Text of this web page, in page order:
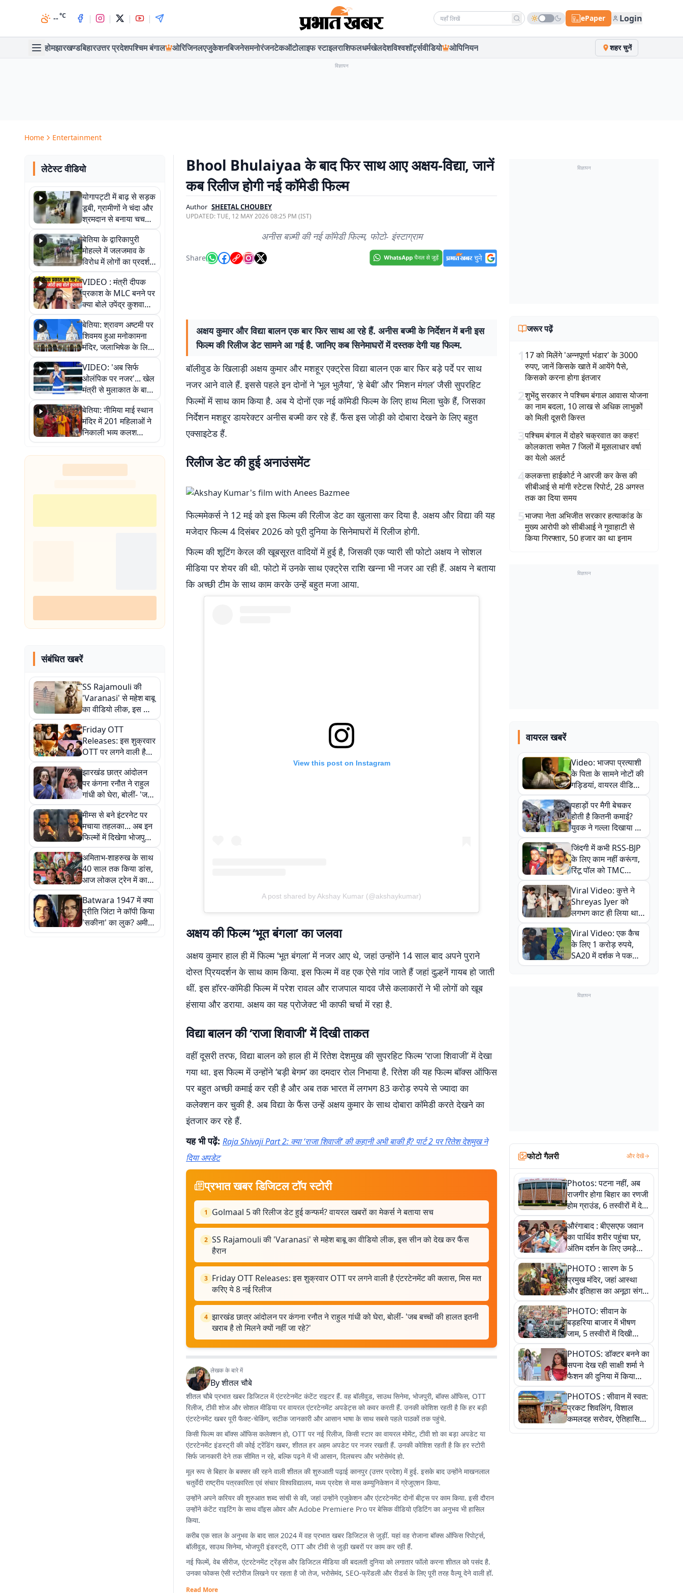
--°C | | | | Search news ePaper Login
होमझारखण्डबिहारउत्तर प्रदेशपश्चिम बंगाल ओरिजिनलएजुकेशनबिजनेसमनोरंजनटेकऑटोलाइफ स्टाइलराशिफलधर्मखेलदेशविश्वशॉर्ट्सवीडियो ओपिनियन शहर चुनें
विज्ञापन
Home Entertainment
लेटेस्ट वीडियो
योगापट्टी में बाढ़ से सड़क
डूबी, ग्रामीणों ने चंदा और
श्रमदान से बनाया चचरी
पुल
बेतिया के द्वारिकापुरी
मोहल्ले में जलजमाव के
विरोध में लोगों का प्रदर्शन,
स्थायी समाधान की मांग
VIDEO : मंत्री दीपक
प्रकाश के MLC बनने पर
क्या बोले उपेंद्र कुशवाहा,
सुनिए
बेतिया: श्रावण अष्टमी पर
शिवमय हुआ मनोकामना
मंदिर, जलाभिषेक के लिए
लगी लंबी कतारें
VIDEO: 'अब सिर्फ
ओलंपिक पर नजर'... खेल
मंत्री से मुलाकात के बाद
जैसमीन लंबोरिया का बड़ा
बयान
बेतिया: नीमिया माई स्थान
मंदिर में 201 महिलाओं ने
निकाली भव्य कलश
शोभायात्रा, शिवलिंग
प्राण-प्रतिष्ठा महोत्सव
शुरू
संबंधित खबरें
SS Rajamouli की
'Varanasi' से महेश बाबू
का वीडियो लीक, इस सीन
को देख कर फैंस हैरान
Friday OTT
Releases: इस शुक्रवार
OTT पर लगने वाली है
एंटरटेनमेंट की क्लास,
मिस मत करिए ये 8 नई
रिलीज
झारखंड छात्र आंदोलन
पर कंगना रनौत ने राहुल
गांधी को घेरा, बोलीं- 'जब
बच्चों की हालत इतनी
खराब है तो मिलने क्यों
नहीं जा रहे?'
मीम्स से बने इंटरनेट पर
मचाया तहलका... अब इन
फिल्मों में दिखेगा भोजपुरी
स्टार रवि किशन का
जलवा, देखें लिस्ट
अमिताभ-शाहरुख के साथ
40 साल तक किया डांस,
आज लोकल ट्रेन में काम
ढूंढती हैं रुबीना खान...
Batwara 1947 में क्या
प्रीति जिंटा ने कॉपी किया
'सकीना' का लुक? अमीषा
पटेल ने दिया जवाब
Bhool Bhulaiyaa के बाद फिर साथ आए अक्षय-विद्या, जानें
कब रिलीज होगी नई कॉमेडी फिल्म
Author SHEETAL CHOUBEY
UPDATED:TUE, 12 MAY 2026 08:25 PM (IST)
अनीस बज़्मी की नई कॉमेडी फिल्म, फोटो- इंस्टाग्राम
Share
अक्षय कुमार और विद्या बालन एक बार फिर साथ आ रहे हैं. अनीस बज्मी के निर्देशन में बनी इस
फिल्म की रिलीज डेट सामने आ गई है. जानिए कब सिनेमाघरों में दस्तक देगी यह फिल्म.
बॉलीवुड के खिलाड़ी अक्षय कुमार और मशहूर एक्ट्रेस विद्या बालन एक बार फिर बड़े पर्दे पर साथ
नजर आने वाले हैं. इससे पहले इन दोनों ने ‘भूल भुलैया’, ‘हे बेबी’ और ‘मिशन मंगल’ जैसी सुपरहिट
फिल्मों में साथ काम किया है. अब ये दोनों एक नई कॉमेडी फिल्म के लिए हाथ मिला चुके हैं, जिसका
निर्देशन मशहूर डायरेक्टर अनीस बज्मी कर रहे हैं. फैंस इस जोड़ी को दोबारा देखने के लिए बहुत
एक्साइटेड हैं.
रिलीज डेट की हुई अनाउंसमेंट
फिल्ममेकर्स ने 12 मई को इस फिल्म की रिलीज डेट का खुलासा कर दिया है. अक्षय और विद्या की यह
मजेदार फिल्म 4 दिसंबर 2026 को पूरी दुनिया के सिनेमाघरों में रिलीज होगी.
फिल्म की शूटिंग केरल की खूबसूरत वादियों में हुई है, जिसकी एक प्यारी सी फोटो अक्षय ने सोशल
मीडिया पर शेयर की थी. फोटो में उनके साथ एक्ट्रेस राशि खन्ना भी नजर आ रही हैं. अक्षय ने बताया
कि अच्छी टीम के साथ काम करके उन्हें बहुत मजा आया.
View this post on Instagram
A post shared by Akshay Kumar (@akshaykumar)
अक्षय की फिल्म ‘भूत बंगला’ का जलवा
अक्षय कुमार हाल ही में फिल्म ‘भूत बंगला’ में नजर आए थे, जहां उन्होंने 14 साल बाद अपने पुराने
दोस्त प्रियदर्शन के साथ काम किया. इस फिल्म में वह एक ऐसे गांव जाते हैं जहां दुल्हनें गायब हो जाती
थीं. इस हॉरर-कॉमेडी फिल्म में परेश रावल और राजपाल यादव जैसे कलाकारों ने भी लोगों को खूब
हंसाया और डराया. अक्षय का यह प्रोजेक्ट भी काफी चर्चा में रहा है.
विद्या बालन की ‘राजा शिवाजी’ में दिखी ताकत
वहीं दूसरी तरफ, विद्या बालन को हाल ही में रितेश देशमुख की सुपरहिट फिल्म ‘राजा शिवाजी’ में देखा
गया था. इस फिल्म में उन्होंने ‘बड़ी बेगम’ का दमदार रोल निभाया है. रितेश की यह फिल्म बॉक्स ऑफिस
पर बहुत अच्छी कमाई कर रही है और अब तक भारत में लगभग 83 करोड़ रुपये से ज्यादा का
कलेक्शन कर चुकी है. अब विद्या के फैंस उन्हें अक्षय कुमार के साथ दोबारा कॉमेडी करते देखने का
इंतजार कर रहे हैं.
यह भी पढ़ें: Raja Shivaji Part 2: क्या ‘राजा शिवाजी’ की कहानी अभी बाकी है? पार्ट 2 पर रितेश देशमुख ने
दिया अपडेट
प्रभात खबर डिजिटल टॉप स्टोरी
1 Golmaal 5 की रिलीज डेट हुई कन्फर्म? वायरल खबरों का मेकर्स ने बताया सच
2 SS Rajamouli की 'Varanasi' से महेश बाबू का वीडियो लीक, इस सीन को देख कर फैंस
हैरान
3 Friday OTT Releases: इस शुक्रवार OTT पर लगने वाली है एंटरटेनमेंट की क्लास, मिस मत
करिए ये 8 नई रिलीज
4 झारखंड छात्र आंदोलन पर कंगना रनौत ने राहुल गांधी को घेरा, बोलीं- 'जब बच्चों की हालत इतनी
खराब है तो मिलने क्यों नहीं जा रहे?'
लेखक के बारे में
Byशीतल चौबे
शीतल चौबे प्रभात खबर डिजिटल में एंटरटेनमेंट कंटेंट राइटर हैं. वह बॉलीवुड, साउथ सिनेमा, भोजपुरी, बॉक्स ऑफिस, OTT
रिलीज, टीवी शोज और सोशल मीडिया पर वायरल एंटरटेनमेंट अपडेट्स को कवर करती हैं. उनकी कोशिश रहती है कि हर बड़ी
एंटरटेनमेंट खबर पूरी फैक्ट-चेकिंग, सटीक जानकारी और आसान भाषा के साथ सबसे पहले पाठकों तक पहुंचे.
किसी फिल्म का बॉक्स ऑफिस कलेक्शन हो, OTT पर नई रिलीज, किसी स्टार का वायरल मोमेंट, टीवी शो का बड़ा अपडेट या
एंटरटेनमेंट इंडस्ट्री की कोई ट्रेंडिंग खबर, शीतल हर अहम अपडेट पर नजर रखती हैं. उनकी कोशिश रहती है कि हर स्टोरी
सिर्फ जानकारी देने तक सीमित न रहे, बल्कि पढ़ने में भी आसान, दिलचस्प और भरोसेमंद हो.
मूल रूप से बिहार के बक्सर की रहने वाली शीतल की शुरुआती पढ़ाई कानपुर (उत्तर प्रदेश) में हुई. इसके बाद उन्होंने माखनलाल
चतुर्वेदी राष्ट्रीय पत्रकारिता एवं संचार विश्वविद्यालय, मध्य प्रदेश से मास कम्युनिकेशन में ग्रेजुएशन किया.
उन्होंने अपने करियर की शुरुआत शब्द सांची से की, जहां उन्होंने एजुकेशन और एंटरटेनमेंट दोनों बीट्स पर काम किया. इसी दौरान
उन्होंने कंटेंट राइटिंग के साथ वॉइस ओवर और Adobe Premiere Pro पर बेसिक वीडियो एडिटिंग का अनुभव भी हासिल
किया.
करीब एक साल के अनुभव के बाद साल 2024 में वह प्रभात खबर डिजिटल से जुड़ीं. यहां वह रोजाना बॉक्स ऑफिस रिपोर्ट्स,
बॉलीवुड, साउथ सिनेमा, भोजपुरी इंडस्ट्री, OTT और टीवी से जुड़ी खबरों पर काम कर रही हैं.
नई फिल्में, वेब सीरीज, एंटरटेनमेंट ट्रेंड्स और डिजिटल मीडिया की बदलती दुनिया को लगातार फॉलो करना शीतल को पसंद है.
उनका फोकस ऐसी स्टोरीज लिखने पर रहता है जो तेज, भरोसेमंद, SEO-फ्रेंडली और रीडर्स के लिए पूरी तरह वैल्यू देने वाली हों.
Read More
विज्ञापन
जरूर पढ़ें
1 17 को मिलेंगे 'अन्नपूर्णा भंडार' के 3000
रुपए, जानें किसके खाते में आयेंगे पैसे,
किसको करना होगा इंतजार
2शुभेंदु सरकार ने पश्चिम बंगाल आवास योजना
का नाम बदला, 10 लाख से अधिक लाभुकों
को मिली दूसरी किस्त
3पश्चिम बंगाल में दोहरे चक्रवात का कहर!
कोलकाता समेत 7 जिलों में मूसलाधार वर्षा
का येलो अलर्ट
4कलकत्ता हाईकोर्ट ने आरजी कर केस की
सीबीआई से मांगी स्टेटस रिपोर्ट, 28 अगस्त
तक का दिया समय
5भाजपा नेता अभिजीत सरकार हत्याकांड के
मुख्य आरोपी को सीबीआई ने गुवाहाटी से
किया गिरफ्तार, 50 हजार का था इनाम
विज्ञापन
वायरल खबरें
Video: भाजपा प्रत्याशी
के पिता के सामने नोटों की
गड्डियां, वायरल वीडियो
से राजनीति में उबाल,
अजित महतो बोले- TMC
की गंदी चाल
पहाड़ों पर मैगी बेचकर
होती है कितनी कमाई?
युवक ने गल्ला दिखाया तो
नौकरी वालों के खड़े हो गए
कान
जिंदगी में कभी RSS-BJP
के लिए काम नहीं करूंगा,
रिंटू पॉल को TMC
ऑफिस में ले जाकर पीटा,
Video वायरल
Viral Video: कुत्ते ने
Shreyas Iyer को
लगभग काट ही लिया था,
न्यूजीलैंड सीरीज से पहले
बाल-बाल बचे
Viral Video: एक कैच
के लिए 1 करोड़ रुपये,
SA20 में दर्शक ने पकड़ा
एक हाथ से गजब का कैच
विज्ञापन
फोटो गैलरी और देखें
Photos: पटना नहीं, अब
राजगीर होगा बिहार का रणजी
होम ग्राउंड, 6 तस्वीरों में देखें
नए स्टेडियम की पूरी कहानी
औरंगाबाद : बीएसएफ जवान
का पार्थिव शरीर पहुंचा घर,
अंतिम दर्शन के लिए उमड़े
लोग
PHOTO : सारण के 5
प्रमुख मंदिर, जहां आस्था
और इतिहास का अनूठा संगम,
तस्वीरों में जानिए
PHOTO: सीवान के
बड़हरिया बाजार में भीषण
जाम, 5 तस्वीरों में दिखी
अव्यवस्था
PHOTOS: डॉक्टर बनने का
सपना देख रही साक्षी शर्मा ने
फैशन की दुनिया में किया
कमाल,जानिए बेगूसराय की
बेटी ने कैसे दी अपने सपनों
को उड़ान
PHOTOS : सीवान में स्वत:
प्रकट शिवलिंग, विशाल
कमलदह सरोवर, ऐतिहासिक
महेंद्रनाथ मंदिर और घंटाघर